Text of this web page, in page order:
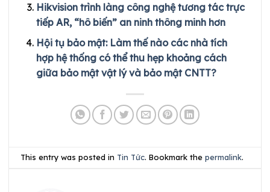
Hikvision trình làng công nghệ tương tác trực
tiếp AR, “hô biến” an ninh thông minh hơn
Hội tụ bảo mật: Làm thế nào các nhà tích
hợp hệ thống có thể thu hẹp khoảng cách
giữa bảo mật vật lý và bảo mật CNTT?
This entry was posted in Tin Tức. Bookmark thepermalink.